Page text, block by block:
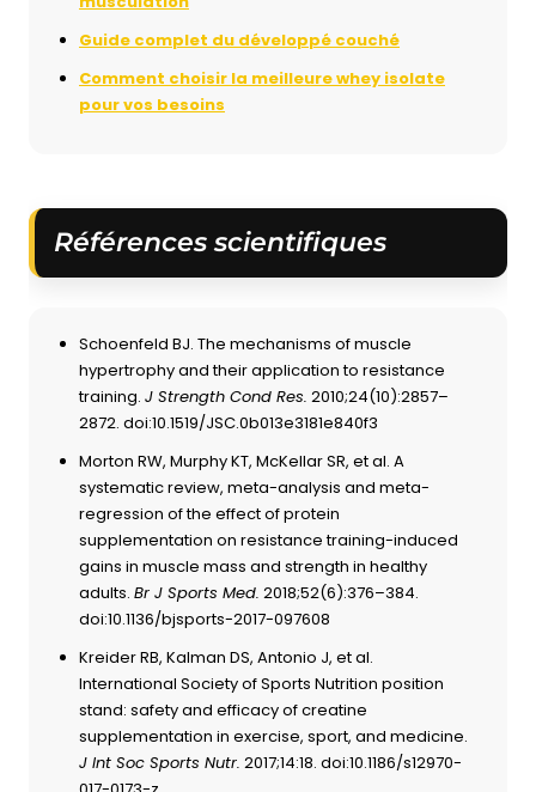
Guide complet du développé couché
Comment choisir la meilleure whey isolate
pour vos besoins
Références scientifiques
Schoenfeld BJ. The mechanisms of muscle
hypertrophy and their application to resistance
training. J Strength Cond Res. 2010;24(10):2857–
2872. doi:10.1519/JSC.0b013e3181e840f3
Morton RW, Murphy KT, McKellar SR, et al. A
systematic review, meta-analysis and meta-
regression of the effect of protein
supplementation on resistance training-induced
gains in muscle mass and strength in healthy
adults. Br J Sports Med. 2018;52(6):376–384.
doi:10.1136/bjsports-2017-097608
Kreider RB, Kalman DS, Antonio J, et al.
International Society of Sports Nutrition position
stand: safety and efficacy of creatine
supplementation in exercise, sport, and medicine.
J Int Soc Sports Nutr. 2017;14:18. doi:10.1186/s12970-